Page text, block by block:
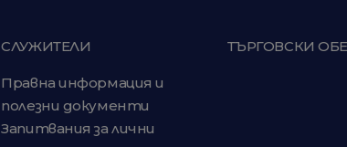
СЛУЖИТЕЛИ
Правна информация и
полезни документи
Запитвания за лични
ТЪРГОВСКИ